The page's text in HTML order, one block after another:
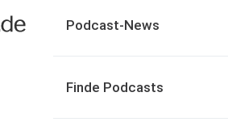
Podcast-News
Finde Podcasts